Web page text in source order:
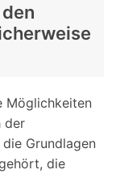
Möglichkeiten
der
Grundlagen
die